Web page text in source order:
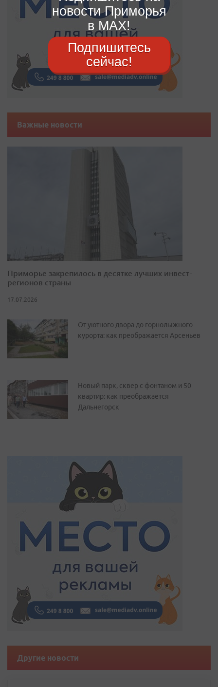
Важные новости
Приморье закрепилось в десятке лучших инвест-
регионов страны
17.07.2026
От уютного двора до горнолыжного
курорта: как преображается Арсеньев
Новый парк, сквер с фонтаном и 50
квартир: как преображается
Дальнегорск
Другие новости
новости Приморья
в MAX!
Подпишитесь
сейчас!